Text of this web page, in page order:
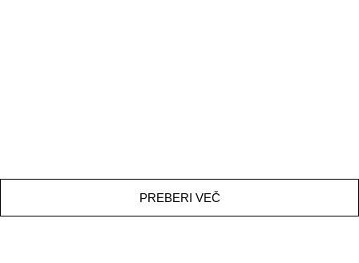
PREBERI VEČ